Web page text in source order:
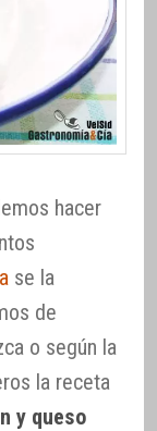
hacer
se la
de
o según la
la receta
y queso